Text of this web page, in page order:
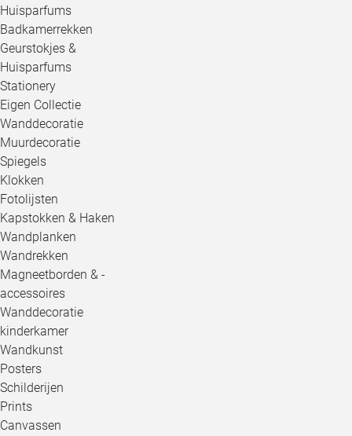
Huisparfums
Badkamerrekken
Geurstokjes &
Huisparfums
Stationery
Eigen Collectie
Wanddecoratie
Muurdecoratie
Spiegels
Klokken
Fotolijsten
Kapstokken & Haken
Wandplanken
Wandrekken
Magneetborden & -
accessoires
Wanddecoratie
kinderkamer
Wandkunst
Posters
Schilderijen
Prints
Canvassen